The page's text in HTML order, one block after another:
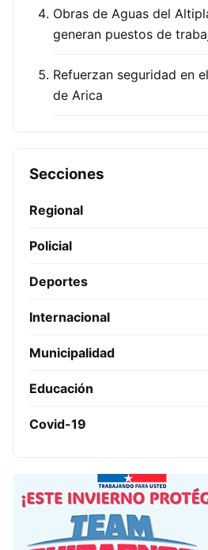
Obras de Aguas del
generan puestos de
Refuerzan seguridad en
de Arica
Secciones
Regional
Policial
Deportes
Internacional
Municipalidad
Educación
Covid-19